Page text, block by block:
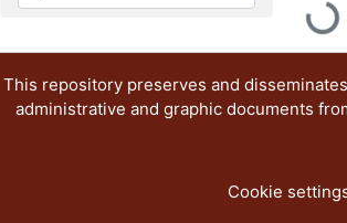
This repository preserves and
administrative and graphic documents
Cookie